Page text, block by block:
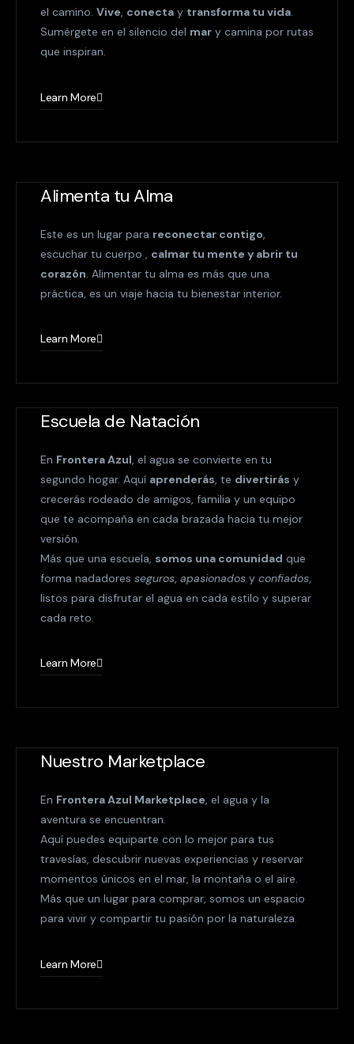
el camino. Vive, conecta y transforma tu vida.
Sumérgete en el silencio del mar y camina por rutas
que inspiran.
Learn More
Alimenta tu Alma
Este es un lugar para reconectar contigo
escuchar tu cuerpo , calmar tu mente y abrir tu
corazón . Alimentar tu alma es más que una
práctica, es un viaje hacia tu bienestar interior.
Learn More
Escuela de Natación
En Frontera Azul, el agua se convierte en tu
segundo hogar. Aquí aprenderás, te divertirás y
crecerás rodeado de amigos, familia y un equipo
que te acompaña en cada brazada hacia tu mejor
versión.
Más que una escuela, somos una comunidad que
forma nadadores seguros, apasionados y confiados,
listos para disfrutar el agua en cada estilo y superar
cada reto.
Learn More
Nuestro Marketplace
En Frontera Azul Marketplace, el agua y la
aventura se encuentran.
Aquí puedes equiparte con lo mejor para tus
travesías, descubrir nuevas experiencias y reservar
momentos únicos en el mar, la montaña o el aire.
Más que un lugar para comprar, somos un espacio
para vivir y compartir tu pasión por la naturaleza.
Learn More